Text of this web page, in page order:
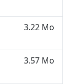
3.22 Mo
3.57 Mo